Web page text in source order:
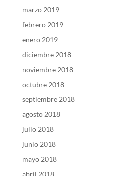
marzo 2019
febrero 2019
enero 2019
diciembre 2018
noviembre 2018
octubre 2018
septiembre 2018
agosto 2018
julio 2018
junio 2018
mayo 2018
abril 2018